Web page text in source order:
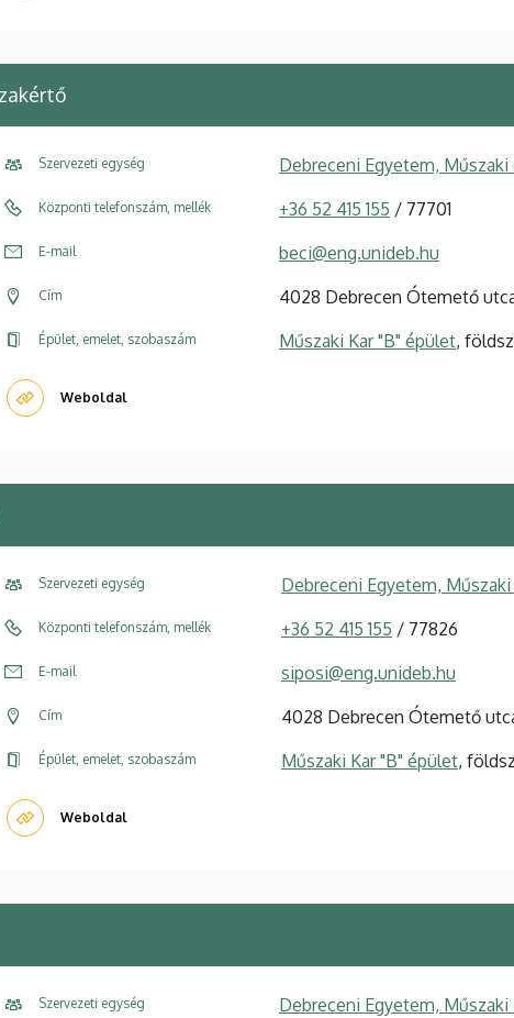
Szervezeti egység Debreceni Egyetem,
Központi telefonszám, mellék +36 52 415 155 / 77701
E-mail beci@eng.unideb.hu
Cím 4028 Debrecen Ótemető
Épület, emelet, szobaszám Műszaki Kar "B" épület,
Weboldal
Szervezeti egység Debreceni Egyetem,
Központi telefonszám, mellék +36 52 415 155 / 77826
E-mail siposi@eng.unideb.hu
Cím 4028 Debrecen Ótemető
Épület, emelet, szobaszám Műszaki Kar "B" épület,
Weboldal
Szervezeti egység Debreceni Egyetem,